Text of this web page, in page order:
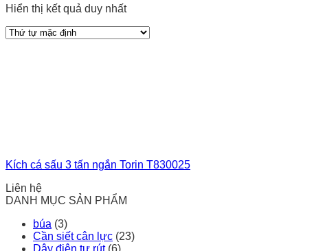
Hiển thị kết quả duy nhất
Kích cá sấu 3 tấn ngắn Torin T830025
Liên hệ
DANH MỤC SẢN PHẨM
búa (3)
Cần siết cân lực (23)
Dây điện tự rút (6)